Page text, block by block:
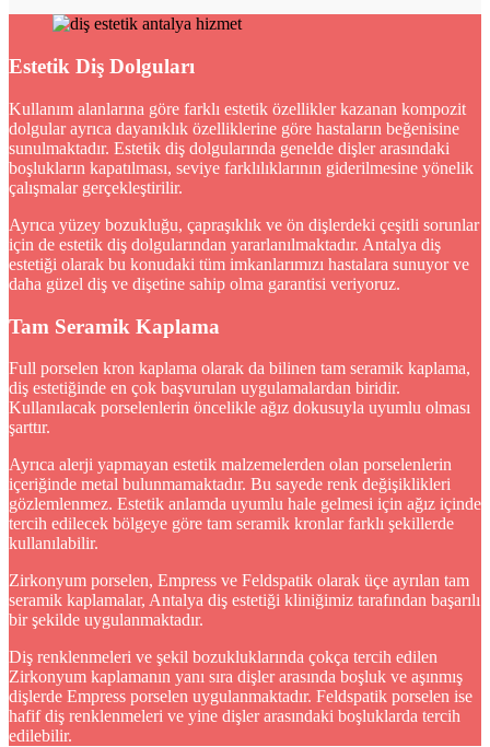
Estetik Diş Dolguları
Kullanım alanlarına göre farklı estetik özellikler kazanan kompozit
dolgular ayrıca dayanıklık özelliklerine göre hastaların beğenisine
sunulmaktadır. Estetik diş dolgularında genelde dişler arasındaki
boşlukların kapatılması, seviye farklılıklarının giderilmesine yönelik
çalışmalar gerçekleştirilir.
Ayrıca yüzey bozukluğu, çapraşıklık ve ön dişlerdeki çeşitli sorunlar
için de estetik diş dolgularından yararlanılmaktadır. Antalya diş
estetiği olarak bu konudaki tüm imkanlarımızı hastalara sunuyor ve
daha güzel diş ve dişetine sahip olma garantisi veriyoruz.
Tam Seramik Kaplama
Full porselen kron kaplama olarak da bilinen tam seramik kaplama,
diş estetiğinde en çok başvurulan uygulamalardan biridir.
Kullanılacak porselenlerin öncelikle ağız dokusuyla uyumlu olması
şarttır.
Ayrıca alerji yapmayan estetik malzemelerden olan porselenlerin
içeriğinde metal bulunmamaktadır. Bu sayede renk değişiklikleri
gözlemlenmez. Estetik anlamda uyumlu hale gelmesi için ağız içinde
tercih edilecek bölgeye göre tam seramik kronlar farklı şekillerde
kullanılabilir.
Zirkonyum porselen, Empress ve Feldspatik olarak üçe ayrılan tam
seramik kaplamalar, Antalya diş estetiği kliniğimiz tarafından başarılı
bir şekilde uygulanmaktadır.
Diş renklenmeleri ve şekil bozukluklarında çokça tercih edilen
Zirkonyum kaplamanın yanı sıra dişler arasında boşluk ve aşınmış
dişlerde Empress porselen uygulanmaktadır. Feldspatik porselen ise
hafif diş renklenmeleri ve yine dişler arasındaki boşluklarda tercih
edilebilir.